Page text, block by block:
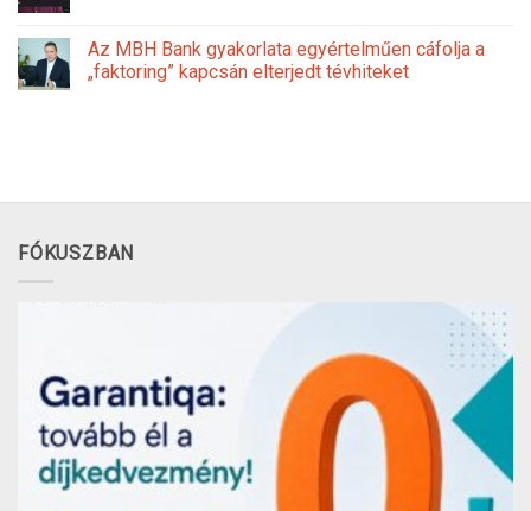
Az MBH Bank gyakorlata egyértelműen cáfolja a
„faktoring” kapcsán elterjedt tévhiteket
FÓKUSZBAN